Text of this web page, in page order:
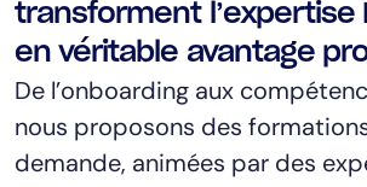
transforment l’expertise
en véritable avantage
De l’onboarding aux
nous proposons des
demande, animées par des
prédictives
CloudOps
AIOps